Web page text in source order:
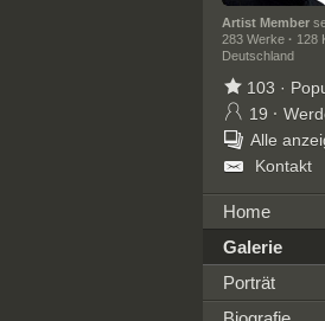
Artist Member
283 Werke · 128
Deutschland
103 ·
19 ·
Alle
Kontakt
Home
Galerie
Porträt